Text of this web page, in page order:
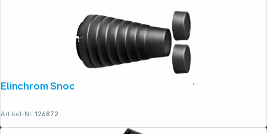
Elinchrom Snoot Reflector & Grids 6°/12°
Artikel-Nr.:126872